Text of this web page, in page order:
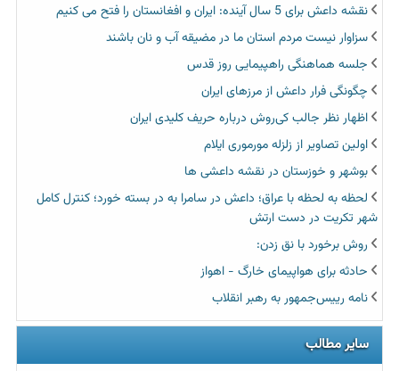
نقشه داعش برای 5 سال آینده: ایران و افغانستان را فتح می کنیم
سزاوار نیست مردم استان ما در مضیقه آب و نان باشند
جلسه هماهنگی راهپیمایی روز قدس
چگونگی فرار داعش از مرزهای ایران
اظهار نظر جالب کی‌روش درباره حریف کلیدی ایران
اولین تصاویر از زلزله مورموری ایلام
بوشهر و خوزستان در نقشه داعشی ها
لحظه به لحظه با عراق؛ داعش در سامرا به در بسته خورد؛ کنترل کامل
شهر تکریت در دست ارتش
روش برخورد با نق زدن:
حادثه برای هواپیمای خارگ - اهواز
نامه رییس‌جمهور به رهبر انقلاب
سایر مطالب